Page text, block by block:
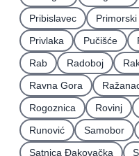
Pribislavec
Privlaka
Pučišće
Rab
Radoboj
Ravna Gora
Rogoznica
Rovinj
Runović
Samobor
Satnica Ðakovačka